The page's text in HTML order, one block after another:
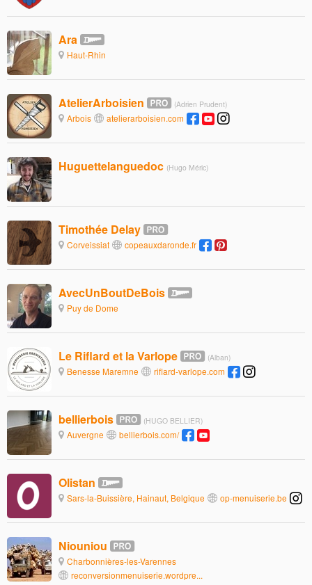
Ara
Haut-Rhin
AtelierArboisien (Adrien Prudent)
Arbois atelierarboisien.com
Huguettelanguedoc (Hugo Méric)
Timothée Delay
Corveissiat copeauxdaronde.fr
AvecUnBoutDeBois
Puy de Dome
Le Riflard et la Varlope (Alban)
Benesse Maremne riflard-varlope.com
bellierbois (HUGO BELLIER)
Auvergne bellierbois.com/
Olistan
Sars-la-Buissière, Hainaut, Belgique op-menuiserie.be
Niouniou
Charbonnières-les-Varennes
reconversionmenuiserie.wordpre...